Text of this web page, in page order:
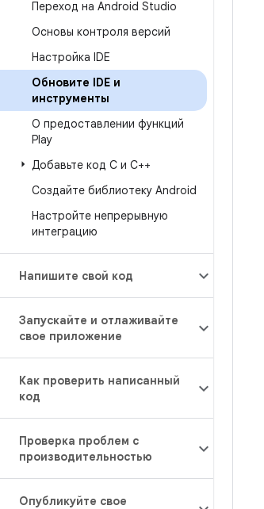
Переход на Android Studio
Основы контроля версий
Настройка IDE
Обновите IDE и
инструменты
О предоставлении функций
Play
Добавьте код C и C++
Создайте библиотеку Android
Настройте непрерывную
интеграцию
Напишите свой код
Запускайте и отлаживайте
свое приложение
Как проверить написанный
код
Проверка проблем с
производительностью
Опубликуйте свое